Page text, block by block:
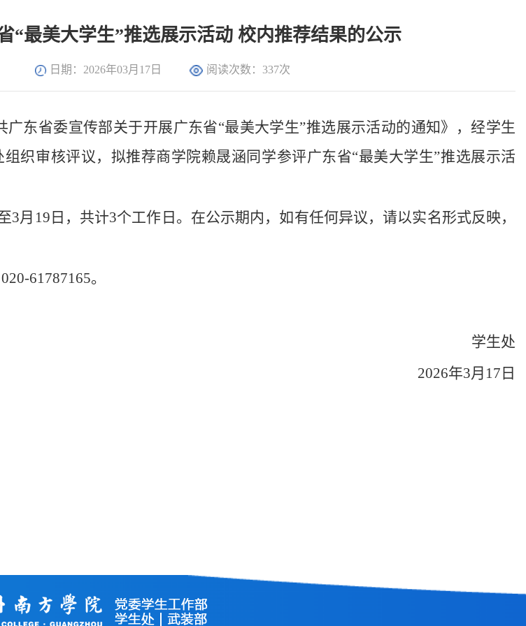
“最美大学生”推选展示活动 校内推荐结果的公示
日期：2026年03月17日 阅读次数： 337次
广东省委宣传部关于开展广东省“最美大学生”推选展示活动的通知》，经学生
组织审核评议，拟推荐商学院赖晟涵同学参评广东省“最美大学生”推选展示活
3月 19 日，共计3个工作日。在公示期内，如有任何异议，请以实名形式反映，
020-61787165。
学生处
2026年3月 17 日